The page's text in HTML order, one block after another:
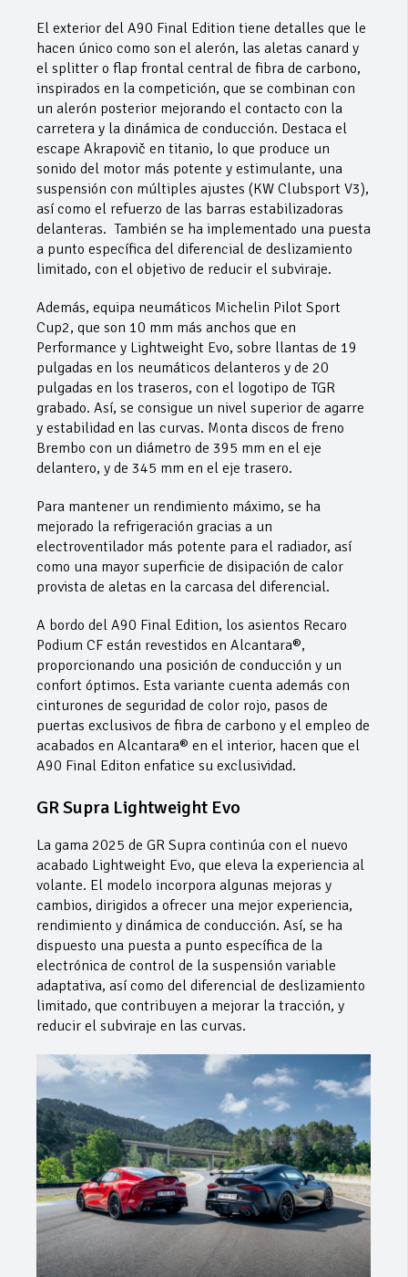
El exterior del A90 Final Edition tiene detalles que le
hacen único como son el alerón, las aletas canard y
el splitter o flap frontal central de fibra de carbono,
inspirados en la competición, que se combinan con
un alerón posterior mejorando el contacto con la
carretera y la dinámica de conducción. Destaca el
escape Akrapovič en titanio, lo que produce un
sonido del motor más potente y estimulante, una
suspensión con múltiples ajustes (KW Clubsport V3),
así como el refuerzo de las barras estabilizadoras
delanteras. También se ha implementado una puesta
a punto específica del diferencial de deslizamiento
limitado, con el objetivo de reducir el subviraje.
Además, equipa neumáticos Michelin Pilot Sport
Cup2, que son 10 mm más anchos que en
Performance y Lightweight Evo, sobre llantas de 19
pulgadas en los neumáticos delanteros y de 20
pulgadas en los traseros, con el logotipo de TGR
grabado. Así, se consigue un nivel superior de agarre
y estabilidad en las curvas. Monta discos de freno
Brembo con un diámetro de 395 mm en el eje
delantero, y de 345 mm en el eje trasero.
Para mantener un rendimiento máximo, se ha
mejorado la refrigeración gracias a un
electroventilador más potente para el radiador, así
como una mayor superficie de disipación de calor
provista de aletas en la carcasa del diferencial.
A bordo del A90 Final Edition, los asientos Recaro
Podium CF están revestidos en Alcantara®,
proporcionando una posición de conducción y un
confort óptimos. Esta variante cuenta además con
cinturones de seguridad de color rojo, pasos de
puertas exclusivos de fibra de carbono y el empleo de
acabados en Alcantara® en el interior, hacen que el
A90 Final Editon enfatice su exclusividad.
GR Supra Lightweight Evo
La gama 2025 de GR Supra continúa con el nuevo
acabado Lightweight Evo, que eleva la experiencia al
volante. El modelo incorpora algunas mejoras y
cambios, dirigidos a ofrecer una mejor experiencia,
rendimiento y dinámica de conducción. Así, se ha
dispuesto una puesta a punto específica de la
electrónica de control de la suspensión variable
adaptativa, así como del diferencial de deslizamiento
limitado, que contribuyen a mejorar la tracción, y
reducir el subviraje en las curvas.